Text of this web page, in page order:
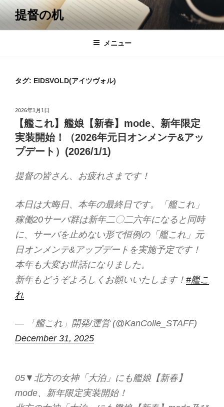
コ
テ
提督の机
メニュー
タグ: EIDSVOLD(アイツヴォル)
投
日:
2026年1月1日
【艦これ】艦娘【新春】mode、新年限定
実装開始！（2026年元日オンメンテ&アッ
プデート）(2026/1/1)
提督の皆さん、お疲れさまです！
本日は大晦日、本年の最終日です。「艦これ」
稼働20サーバ群は新年二〇二六年になると同時
に、サーバを止めない形で恒例の「艦これ」元
日オンメンテ&アップデートを実施予定です！
本年も大変お世話になりました。
新年もどうぞよろしくお願いいたします！ #艦こ
れ
— 「艦これ」開発/運営 (@KanColle_STAFF)
December 31, 2025
05▼北方の女神「大泊」にも艦娘【新春】
mode、新年限定実装開始！